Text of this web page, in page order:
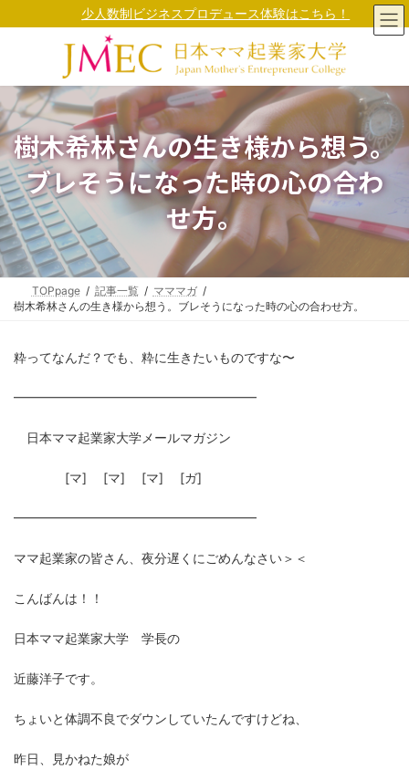
ン
ス
キ
ッ
プ
ビ
ン
に
移
動
少人数制ビジネスプロデュース体験はこちら！
樹木希林さんの生き様から想う。
ブレそうになった時の心の合わ
せ方。
TOPpage 記事一覧
マママガ
樹木希林さんの生き様から想う。ブレそうになった時の心の合わせ方。
粋ってなんだ？でも、粋に生きたいものですな〜
━━━━━━━━━━━━━━━━━━━
日本ママ起業家大学メールマガジン
[マ] [マ] [マ] [ガ]
━━━━━━━━━━━━━━━━━━━
ママ起業家の皆さん、夜分遅くにごめんなさい＞＜
こんばんは！！
日本ママ起業家大学 学長の
近藤洋子です。
ちょいと体調不良でダウンしていたんですけどね、
昨日、見かねた娘が